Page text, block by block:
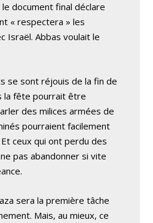
document final déclare
« respectera » les
Israël. Abbas voulait le
se sont réjouis de la fin de
la fête pourrait être
des milices armées de
pourraient facilement
ceux qui ont perdu des
pas abandonner si vite
sera la première tâche
Mais, au mieux, ce